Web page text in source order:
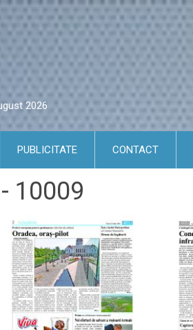
2026
PUBLICITATE CONTACT
10009